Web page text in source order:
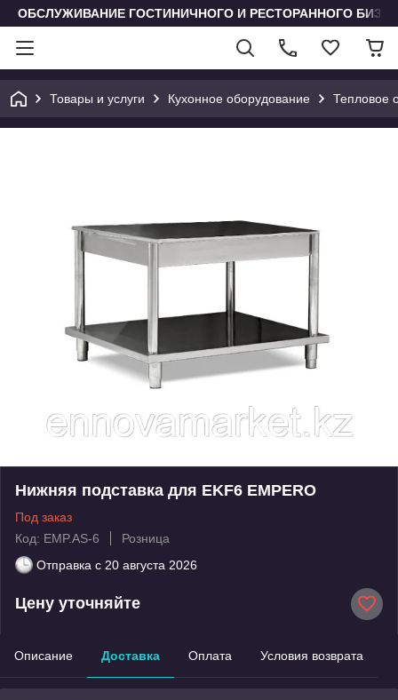
ОБСЛУЖИВАНИЕ ГОСТИНИЧНОГО И РЕСТОРАННОГО
Товары и услуги Кухонное оборудование Тепловое
Нижняя подставка для ЕKF6 EMPERO
Под заказ
Код: EMP.AS-6
Розница
Отправка с 20 августа 2026
Цену уточняйте
Описание Доставка Оплата Условия возврата